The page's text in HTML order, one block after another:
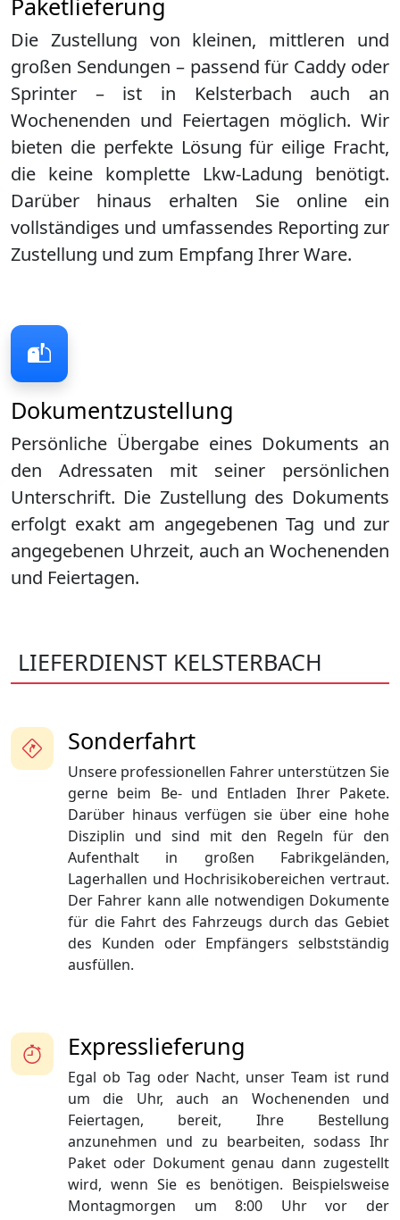
Dokumentzustellung
Persönliche Übergabe eines Dokuments an
den Adressaten mit seiner persönlichen
Unterschrift. Die Zustellung des Dokuments
erfolgt exakt am angegebenen Tag und zur
angegebenen Uhrzeit, auch an Wochenenden
und Feiertagen.
Paketlieferung
Die Zustellung von kleinen, mittleren und
großen Sendungen – passend für Caddy oder
Sprinter – ist in Kelsterbach auch an
Wochenenden und Feiertagen möglich. Wir
bieten die perfekte Lösung für eilige Fracht,
die keine komplette Lkw-Ladung benötigt.
Darüber hinaus erhalten Sie online ein
vollständiges und umfassendes Reporting zur
Zustellung und zum Empfang Ihrer Ware.
LIEFERDIENST KELSTERBACH
Sonderfahrt
Unsere professionellen Fahrer unterstützen Sie
gerne beim Be- und Entladen Ihrer Pakete.
Darüber hinaus verfügen sie über eine hohe
Disziplin und sind mit den Regeln für den
Aufenthalt in großen Fabrikgeländen,
Lagerhallen und Hochrisikobereichen vertraut.
Der Fahrer kann alle notwendigen Dokumente
für die Fahrt des Fahrzeugs durch das Gebiet
des Kunden oder Empfängers selbstständig
ausfüllen.
Expresslieferung
Egal ob Tag oder Nacht, unser Team ist rund
um die Uhr, auch an Wochenenden und
Feiertagen, bereit, Ihre Bestellung
anzunehmen und zu bearbeiten, sodass Ihr
Paket oder Dokument genau dann zugestellt
wird, wenn Sie es benötigen. Beispielsweise
Montagmorgen um 8:00 Uhr vor der